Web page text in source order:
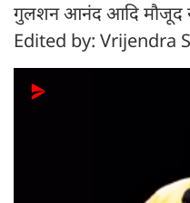
गुलशन आनंद आदि मौजूद
Edited by: Vrijendra